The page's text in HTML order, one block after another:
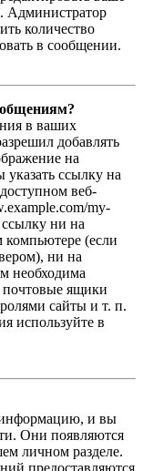
Администратор
количество
в сообщении.
в ваших
добавлять
на
ссылку на
веб-
my-
ни на
(если
ни на
необходима
почтовые ящики
сайты и т. п.
используйте в
и вы
Они появляются
личном разделе.
предоставляются